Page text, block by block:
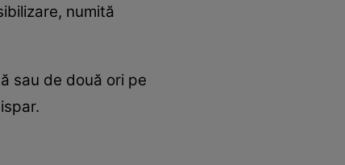
numită
sau de două ori pe